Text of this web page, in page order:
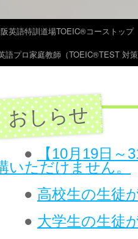
英語特訓道場TOEIC®コーストップ
語プロ家庭教師（TOEIC®TEST 対
●
【10月19日
いただけません。
● 高校生の生徒
● 大学生の生徒